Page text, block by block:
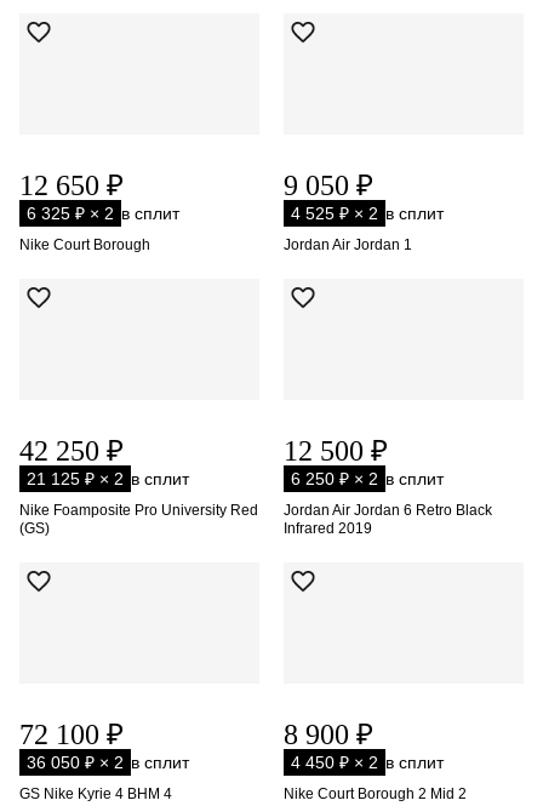
12 650 ₽
6 325 ₽ × 2 в сплит
Nike Court Borough
9 050 ₽
4 525 ₽ × 2 в сплит
Jordan Air Jordan 1
42 250 ₽
21 125 ₽ × 2 в сплит
Nike Foamposite Pro University Red
(GS)
12 500 ₽
6 250 ₽ × 2 в сплит
Jordan Air Jordan 6 Retro Black
Infrared 2019
72 100 ₽
36 050 ₽ × 2 в сплит
GS Nike Kyrie 4 BHM 4
8 900 ₽
4 450 ₽ × 2 в сплит
Nike Court Borough 2 Mid 2